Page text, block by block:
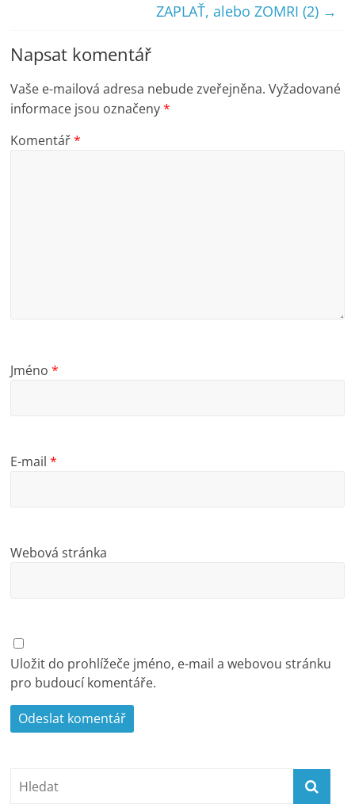
ZAPLAŤ, alebo ZOMRI (2) →
Napsat komentář
Vaše e-mailová adresa nebude zveřejněna. Vyžadované
informace jsou označeny*
Komentář*
Jméno*
E-mail*
Webová stránka
Uložit do prohlížeče jméno, e-mail a webovou stránku
pro budoucí komentáře.